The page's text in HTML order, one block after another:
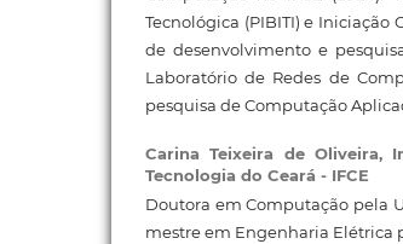
Tecnológica (PIBITI) e Iniciação
de desenvolvimento e
Laboratório de Redes de
pesquisa de Computação
Carina Teixeira de Oliveira,
Tecnologia do Ceará - IFCE
Doutora em Computação pela
mestre em Engenharia Elétrica